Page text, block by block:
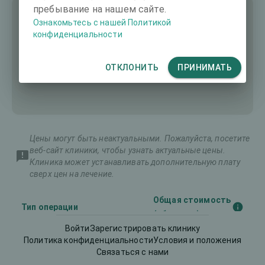
Цены могут быть неактуальными. Пожалуйста, посетите
веб-сайт клиники, чтобы узнать актуальные цены.
Клиника может устанавливать дополнительную плату
сверх цен на лечение.
Тип операции
Общая стоимость
(оба глаза)
Имплантируемые
8393 €
ВойтиЗарегистрировать клинику
Политика конфиденциальностиУсловия и положения
Связаться с нами
пребывание на нашем сайте.
Ознакомьтесь с нашей Политикой
конфиденциальности
ОТКЛОНИТЬ ПРИНИМАТЬ